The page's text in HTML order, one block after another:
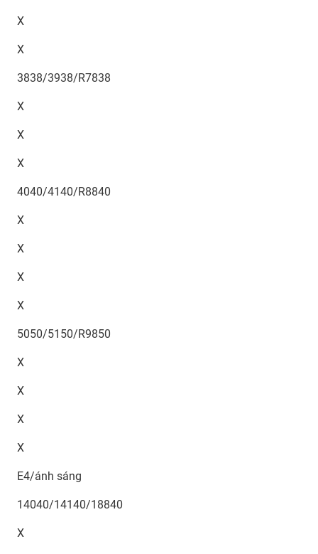
X
X
3838/3938/R7838
X
X
X
4040/4140/R8840
X
X
X
X
5050/5150/R9850
X
X
X
X
E4/ánh sáng
14040/14140/18840
X